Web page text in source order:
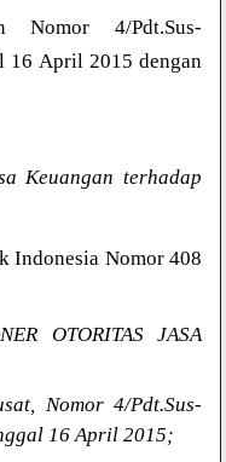
Nomor 4/Pdt.Sus-
16 April 2015 dengan
Keuangan terhadap
Indonesia Nomor 408
OTORITAS JASA
Nomor 4/Pdt.Sus-
16 April 2015;